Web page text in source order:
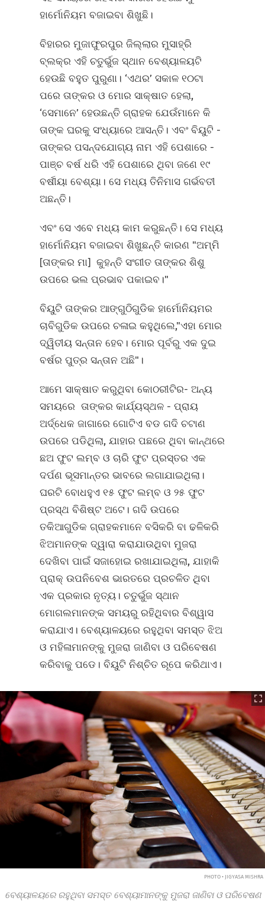
ହାର୍ମୋନିୟମ ବଜାଇବା ଶିଖୁଛି।
ବିହାରର ମୁଜାଫୁରପୁର ଜିଲ୍ଲାର ମୁସାହ୍ରି
ବ୍ଲକ୍‍ର ଏହି ଚତୁର୍ଭୁଜ ସ୍ଥାନ ବେଶ୍ୟାଳୟଟି
ହେଉଛି ବହୁତ ପୁରୁଣା। ‘ଏଥର’ ସକାଳ ୧୦ଟା
ପରେ ତାଙ୍କର ଓ ମୋର ସାକ୍ଷାତ ହେଲା,
‘ସେମାନେ’ ହେଉଛନ୍ତି ଗ୍ରାହକ ଯେଉଁମାନେ କି
ତାଙ୍କ ଘରକୁ ସଂଧ୍ୟାରେ ଆସନ୍ତି। ଏବଂ ବିୟୁଟି -
ତାଙ୍କର ପସନ୍ଦଯୋଗ୍ୟ ନାମ ଏହି ପେଶାରେ -
ପାଞ୍ଚ ବର୍ଷ ଧରି ଏହି ପେଶାରେ ଥିବା ଜଣେ ୧୯
ବର୍ଷୀୟା ବେଶ୍ୟା। ସେ ମଧ୍ୟ ତିନିମାସ ଗର୍ଭବତୀ
ଅଛନ୍ତି।
ଏବଂ ସେ ଏବେ ମଧ୍ୟ କାମ କରୁଛନ୍ତି। ସେ ମଧ୍ୟ
ହାର୍ମୋନିୟମ ବଜାଇବା ଶିଖୁଛନ୍ତି କାରଣ "ଅମ୍ମି
[ତାଙ୍କର ମା] କୁହନ୍ତି ସଂଗୀତ ତାଙ୍କର ଶିଶୁ
ଉପରେ ଭଲ ପ୍ରଭାବ ପକାଇବ।"
ବିୟୁଟି ତାଙ୍କର ଆଙ୍ଗୁଠିଗୁଡିକ ହାର୍ମୋନିୟମର
ଚାବିଗୁଡିକ ଉପରେ ଚଳାଇ କହୁଥିଲେ,"ଏହା ମୋର
ଦ୍ୱିତୀୟ ସନ୍ତାନ ହେବ। ମୋର ପୂର୍ବରୁ ଏକ ଦୁଇ
ବର୍ଷର ପୁତ୍ର ସନ୍ତାନ ଅଛି"।
ଆମେ ସାକ୍ଷାତ କରୁଥିବା କୋଠରୀଟିର- ଅନ୍ୟ
ସମୟରେ ତାଙ୍କର କାର୍ଯ୍ୟସ୍ଥଳ - ପ୍ରାୟ
ଅର୍ଦ୍ଧେକ ଜାଗାରେ ଗୋଟିଏ ବଡ ଗଦି ଚଟାଣ
ଉପରେ ପଡିଥିଲା, ଯାହାର ପଛରେ ଥିବା କାନ୍ଥରେ
ଛଅ ଫୁଟ ଲମ୍ବ ଓ ଚାରି ଫୁଟ ପ୍ରସ୍ତର ଏକ
ଦର୍ପଣ ଭୂସମାନ୍ତର ଭାବରେ ଲଗାଯାଇଥିଲା।
ଘରଟି ବୋଧହୁଏ ୧୫ ଫୁଟ ଲମ୍ବ ଓ ୨୫ ଫୁଟ
ପ୍ରସ୍ଥ ବିଶିଷ୍ଟ ଅଟେ। ଗଦି ଉପରେ
ତକିଆଗୁଡିକ ଗ୍ରାହକମାନେ ବସିକରି ବା ଢଳିକରି
ଝିଅମାନଙ୍କ ଦ୍ୱାରା କରାଯାଉଥିବା ମୁଜରା
ଦେଖିବା ପାଇଁ ସଜାହୋଇ ରଖାଯାଇଥିଲା, ଯାହାକି
ପ୍ରାକ୍‍ ଉପନିବେଶ ଭାରତରେ ପ୍ରଚଳିତ ଥିବା
ଏକ ପ୍ରକାର ନୃତ୍ୟ। ଚତୁର୍ଭୁଜ ସ୍ଥାନ
ମୋଗଲମାନଙ୍କ ସମୟରୁ ରହିଥିବାର ବିଶ୍ୱାସ
କରାଯାଏ। ବେଶ୍ୟାଳୟରେ ରହୁଥିବା ସମସ୍ତ ଝିଅ
ଓ ମହିଳାମାନଙ୍କୁ ମୁଜରା ଜାଣିବା ଓ ପରିବେଷଣ
କରିବାକୁ ପଡେ। ବିୟୁଟି ନିଶ୍ଚିତ ରୂପେ କରିଥାଏ।
PHOTO • JIGYASA MISHRA
ବେଶ୍ୟାଳୟରେ ରହୁଥିବା ସମସ୍ତ ବେଶ୍ୟାମାନଙ୍କୁ ମୁଜରା ଜାଣିବା ଓ ପରିବେଷଣ